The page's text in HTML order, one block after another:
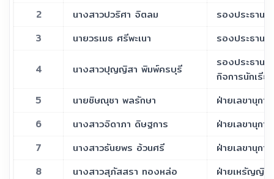
2
นางสาวปวริศา จิตลม
รองประธานนั
3
นายวรเมธ ศรีพะเนา รองประธาน
4 นางสาวปุญญิสา พิมพ์ครบุรี
รองประธาน
กิจการนักเรียน
5
นายชิษณุชา พลรักษา
ฝ่ายเลขานุการ
6
นางสาวจิดาภา ดิษฐการ
ฝ่ายเลขานุการ
7
นางสาวธันยพร อ้วนศรี
ฝ่ายเลขานุการ
8
นางสาวสุภัสสรา ทองหล่อ
ฝ่ายเหรัญญิก